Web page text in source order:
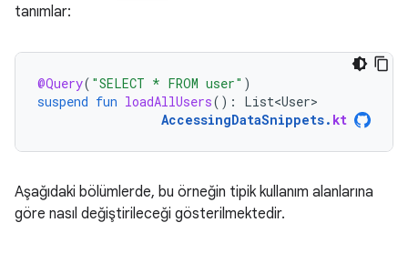
tanımlar:
@Query( "SELECT * FROM user" )
suspend fun loadAllUsers():
List<User>
AccessingDataSnippets. kt
Aşağıdaki bölümlerde, bu örneğin tipik kullanım alanlarına
göre nasıl değiştirileceği gösterilmektedir.